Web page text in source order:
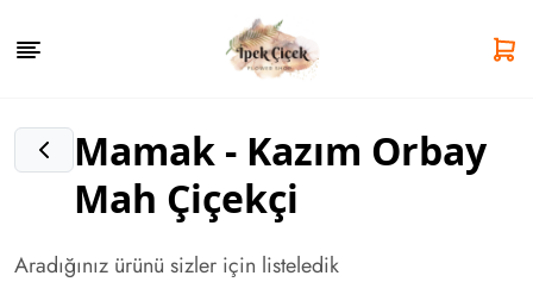
Mamak - Kazım Orbay
Mah Çiçekçi
Aradığınız ürünü sizler için listeledik